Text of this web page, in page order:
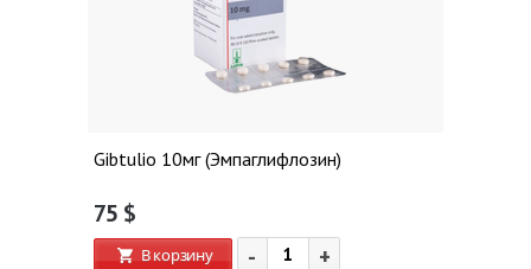
Gibtulio 10мг (Эмпаглифлозин)
75 $
В корзину - +